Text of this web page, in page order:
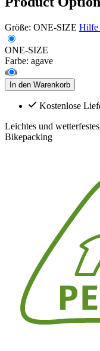
Größe: ONE-SIZE Hilfe
ONE-SIZE
Farbe: agave
In den Warenkorb
Kostenlose
Leichtes und
Bikepacking